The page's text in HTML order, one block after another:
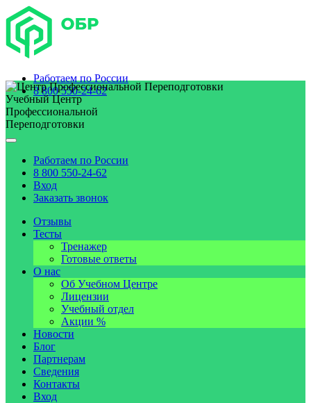
Работаем поРоссии
8 800 550-24-62
Учебный Центр
Профессиональной
Переподготовки
Работаем по России
8 800 550-24-62
Вход
Заказать звонок
Отзывы
Тесты
Тренажер
Готовые ответы
О нас
Об Учебном Центре
Лицензии
Учебный отдел
Акции %
Новости
Блог
Партнерам
Сведения
Контакты
Вход